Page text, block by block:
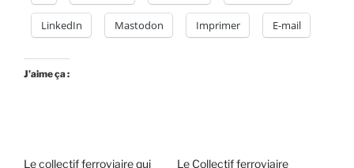
LinkedIn Mastodon Imprimer E-mail
J’aime ça :
Le collectif ferroviaire qui Le Collectif ferroviaire